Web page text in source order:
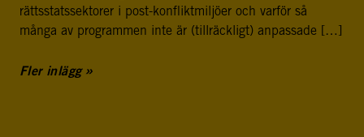
rättsstatssektorer i post-konfliktmiljöer och varför så
många av programmen inte är (tillräckligt) anpassade […]
Fler inlägg